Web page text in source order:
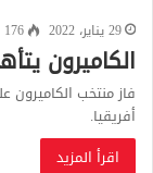
29 يناير، 2022
176
الكاميرون
فاز منتخب
أفريقيا.
اقرأ المزيد